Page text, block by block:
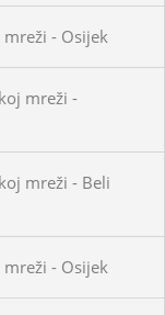
- Osijek
mreži -
mreži - Beli
- Osijek